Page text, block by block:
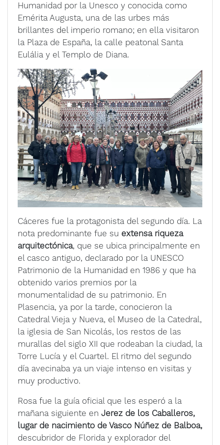
Humanidad por la Unesco y conocida como
Emérita Augusta, una de las urbes más
brillantes del imperio romano; en ella visitaron
la Plaza de España, la calle peatonal Santa
Eulália y el Templo de Diana.
Cáceres fue la protagonista del segundo día. La
nota predominante fue su extensa riqueza
arquitectónica, que se ubica principalmente en
el casco antiguo, declarado por la UNESCO
Patrimonio de la Humanidad en 1986 y que ha
obtenido varios premios por la
monumentalidad de su patrimonio. En
Plasencia, ya por la tarde, conocieron la
Catedral Vieja y Nueva, el Museo de la Catedral,
la iglesia de San Nicolás, los restos de las
murallas del siglo XII que rodeaban la ciudad, la
Torre Lucía y el Cuartel. El ritmo del segundo
día avecinaba ya un viaje intenso en visitas y
muy productivo.
Rosa fue la guía oficial que les esperó a la
mañana siguiente en Jerez de los Caballeros,
lugar de nacimiento de Vasco Núñez de Balboa,
descubridor de Florida y explorador del